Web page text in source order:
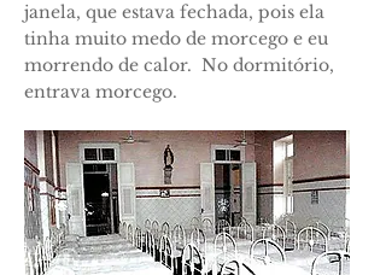
janela, que estava fechada, pois ela
tinha muito medo de morcego e eu
morrendo de calor. No dormitório,
entrava morcego.